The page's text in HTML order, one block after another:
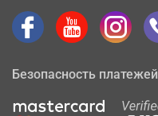
Безопасность платежей